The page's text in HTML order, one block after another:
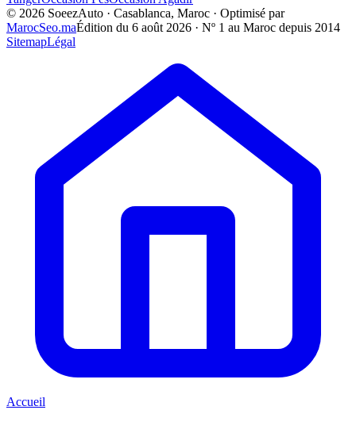
© 2026 SoeezAuto · Casablanca, Maroc · Optimisé par
MarocSeo.maÉdition du 6 août 2026 · Nº 1 au Maroc depuis 2014
SitemapLégal
Accueil